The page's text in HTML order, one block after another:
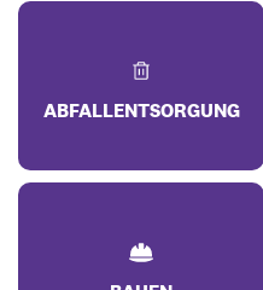
ABFALLENTSORGUNG